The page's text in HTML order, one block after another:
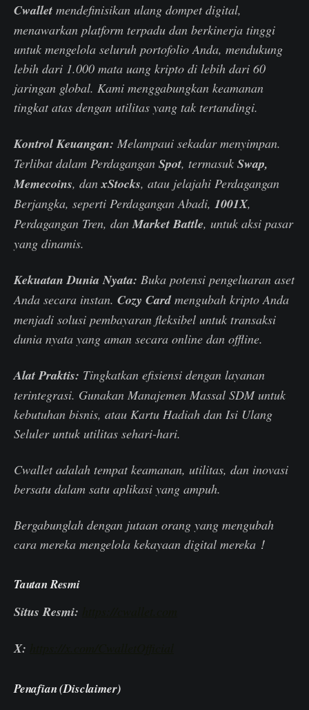
Cwallet mendefinisikan ulang dompet digital,
menawarkan platform terpadu dan berkinerja tinggi
untuk mengelola seluruh portofolio Anda, mendukung
lebih dari 1.000 mata uang kripto di lebih dari 60
jaringan global. Kami menggabungkan keamanan
tingkat atas dengan utilitas yang tak tertandingi.
Kontrol Keuangan: Melampaui sekadar menyimpan.
Terlibat dalam Perdagangan Spot, termasuk Swap,
Memecoins, danxStocks, atau jelajahi Perdagangan
Berjangka, seperti Perdagangan Abadi, 1001X,
Perdagangan Tren, dan Market Battle, untuk aksi pasar
yang dinamis.
Kekuatan Dunia Nyata: Buka potensi pengeluaran aset
Anda secara instan. Cozy Cardmengubah kripto Anda
menjadi solusi pembayaran fleksibel untuk transaksi
dunia nyata yang aman secara online dan offline.
Alat Praktis: Tingkatkan efisiensi dengan layanan
terintegrasi. Gunakan Manajemen Massal SDM untuk
kebutuhan bisnis, atau Kartu Hadiah dan Isi Ulang
Seluler untuk utilitas sehari-hari.
Cwallet adalah tempat keamanan, utilitas, dan inovasi
bersatu dalam satu aplikasi yang ampuh.
Bergabunglah dengan jutaan orang yang mengubah
cara mereka mengelola kekayaan digital mereka！
Tautan Resmi
Situs Resmi:
X:
Penafian (Disclaimer)